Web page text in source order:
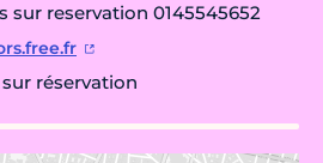
sur reservation 0145545652
réservation